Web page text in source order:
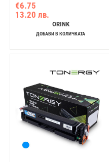
€6.75
13.20 лв.
ORINK
ДОБАВИ В КОЛИЧКАТА